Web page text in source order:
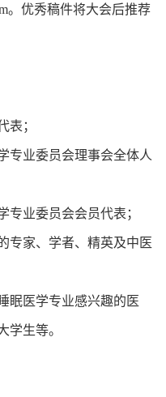
。优秀稿件将大会后推荐
表；
专业委员会理事会全体人
专业委员会会员代表；
专家、学者、精英及中医
眠医学专业感兴趣的医
学生等。